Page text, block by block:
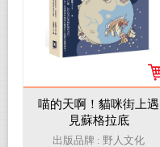
喵的天啊！貓咪街上遇
見蘇格拉底
出版品牌 : 野人文化